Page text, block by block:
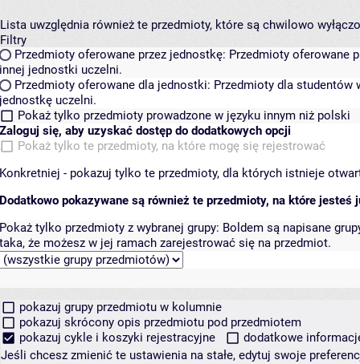
Lista uwzględnia również te przedmioty, które są chwilowo
Filtry
Przedmioty oferowane przez jednostkę: Przedmioty oferowane
innej jednostki uczelni.
Przedmioty oferowane dla jednostki: Przedmioty dla studentów
jednostkę uczelni.
Pokaż tylko przedmioty prowadzone w języku innym niż polski
Zaloguj się, aby uzyskać dostęp do dodatkowych opcji
Pokaż tylko te przedmioty, na które mogę się rejestrować
Konkretniej - pokazuj tylko te przedmioty, dla których istnieje
Dodatkowo pokazywane są również te przedmioty, na które jesteś
Pokaż tylko przedmioty z wybranej grupy: Boldem są napisane
taka, że możesz w jej ramach zarejestrować się na przedmiot.
pokazuj grupy przedmiotu w kolumnie
pokazuj skrócony opis przedmiotu pod przedmiotem
pokazuj cykle i koszyki rejestracyjne
dodatkowe
Jeśli chcesz zmienić te ustawienia na stałe, edytuj swoje